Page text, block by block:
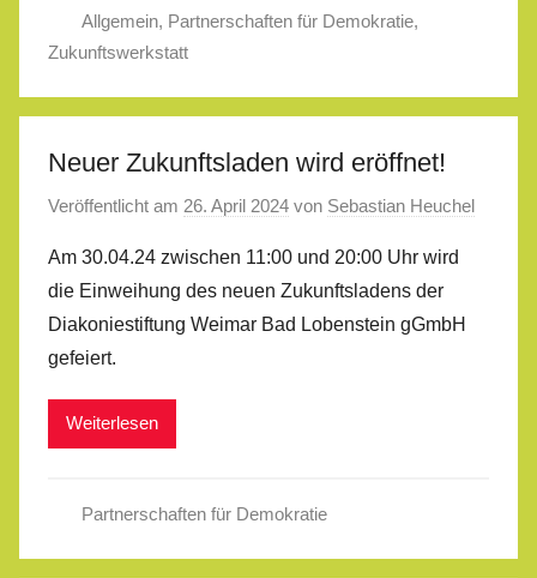
Allgemein, Partnerschaften für Demokratie,
Zukunftswerkstatt
Neuer Zukunftsladen wird eröffnet!
Veröffentlicht am 26. April 2024 von Sebastian Heuchel
Am 30.04.24 zwischen 11:00 und 20:00 Uhr wird
die Einweihung des neuen Zukunftsladens der
Diakoniestiftung Weimar Bad Lobenstein gGmbH
gefeiert.
Weiterlesen
Partnerschaften für Demokratie